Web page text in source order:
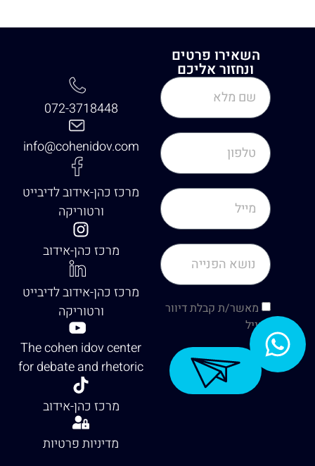
072-3718448
info@cohenidov.com
מרכז כהן-אידוב לדיבייט
ורטוריקה
מרכז כהן-אידוב
מרכז כהן-אידוב לדיבייט
ורטוריקה
The cohen idov center
for debate and rhetoric
מרכז כהן-אידוב
מדיניות פרטיות
השאירו פרטים
ונחזור אליכם
מאשר/ת קבלת דיוור
למייל